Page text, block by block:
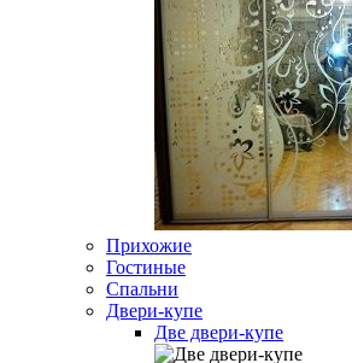
Прихожие
Гостиные
Спальни
Двери-купе
Две двери-купе